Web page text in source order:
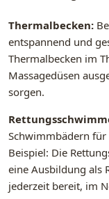
Thermalbecken:
entspannend und
Thermalbecken im
Massagedüsen
sorgen.
Schwimmbädern für
Beispiel: Die
eine Ausbildung als
jederzeit bereit, im